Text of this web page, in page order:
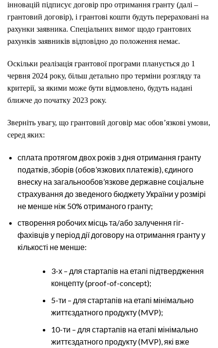
інновацій підписує договір про отримання гранту (далі –
грантовий договір), і грантові кошти будуть перераховані на
рахунки заявника. Спеціальних вимог щодо грантових
рахунків заявників відповідно до положення немає.
Оскільки реалізація грантової програми планується до 1
червня 2024 року, більш детально про терміни розгляду та
критерії, за якими може бути відмовлено, будуть надані
ближче до початку 2023 року.
Зверніть увагу, що грантовий договір має обов’язкові умови,
серед яких:
сплата протягом двох років з дня отримання гранту
податків, зборів (обов’язкових платежів), єдиного
внеску на загальнообов’язкове державне соціальне
страхування до зведеного бюджету України у розмірі
не менше ніж 50% отриманого гранту;
створення робочих місць та/або залучення гіг-
фахівців у період дії договору на отримання гранту у
кількості не менше:
3-х – для стартапів на етапі підтвердження
концепту (proof-of-concept);
5-ти – для стартапів на етапі мінімально
життєздатного продукту (MVP);
10-ти – для стартапів на етапі мінімально
життєздатного продукту (MVP), які вже